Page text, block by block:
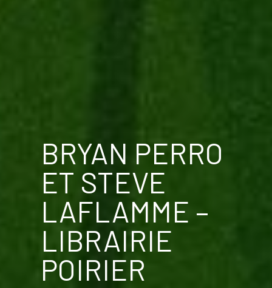
BRYAN PERRO
ET STEVE
LAFLAMME –
LIBRAIRIE
POIRIER